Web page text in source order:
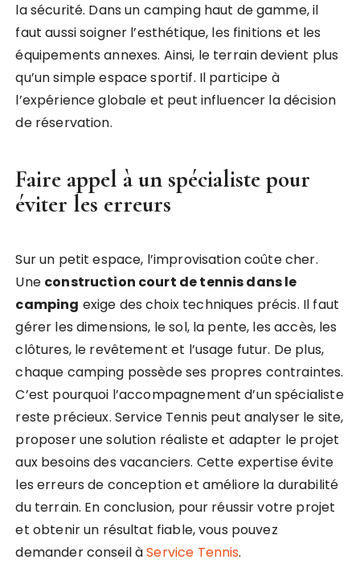
la sécurité. Dans un camping haut de gamme, il
faut aussi soigner l’esthétique, les finitions et les
équipements annexes. Ainsi, le terrain devient plus
qu’un simple espace sportif. Il participe à
l’expérience globale et peut influencer la décision
de réservation.
Faire appel à un spécialiste pour
éviter les erreurs
Sur un petit espace, l’improvisation coûte cher.
Une construction court de tennis dans le
camping exige des choix techniques précis. Il faut
gérer les dimensions, le sol, la pente, les accès, les
clôtures, le revêtement et l’usage futur. De plus,
chaque camping possède ses propres contraintes.
C’est pourquoi l’accompagnement d’un spécialiste
reste précieux. Service Tennis peut analyser le site,
proposer une solution réaliste et adapter le projet
aux besoins des vacanciers. Cette expertise évite
les erreurs de conception et améliore la durabilité
du terrain. En conclusion, pour réussir votre projet
et obtenir un résultat fiable, vous pouvez
demander conseil àService Tennis.